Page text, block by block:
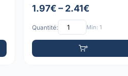
1.97€ – 2.41€
Quantité: Min: 1